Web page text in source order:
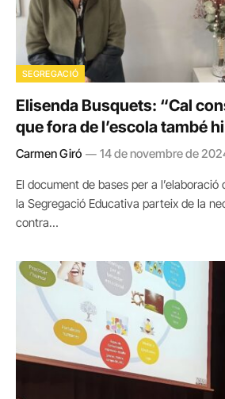
SEGREGACIÓ
Elisenda Busquets: “Cal
que fora de l’escola també
Carmen Giró 14 de novembre de
El document de bases per a
la Segregació Educativa parteix de la
contra…